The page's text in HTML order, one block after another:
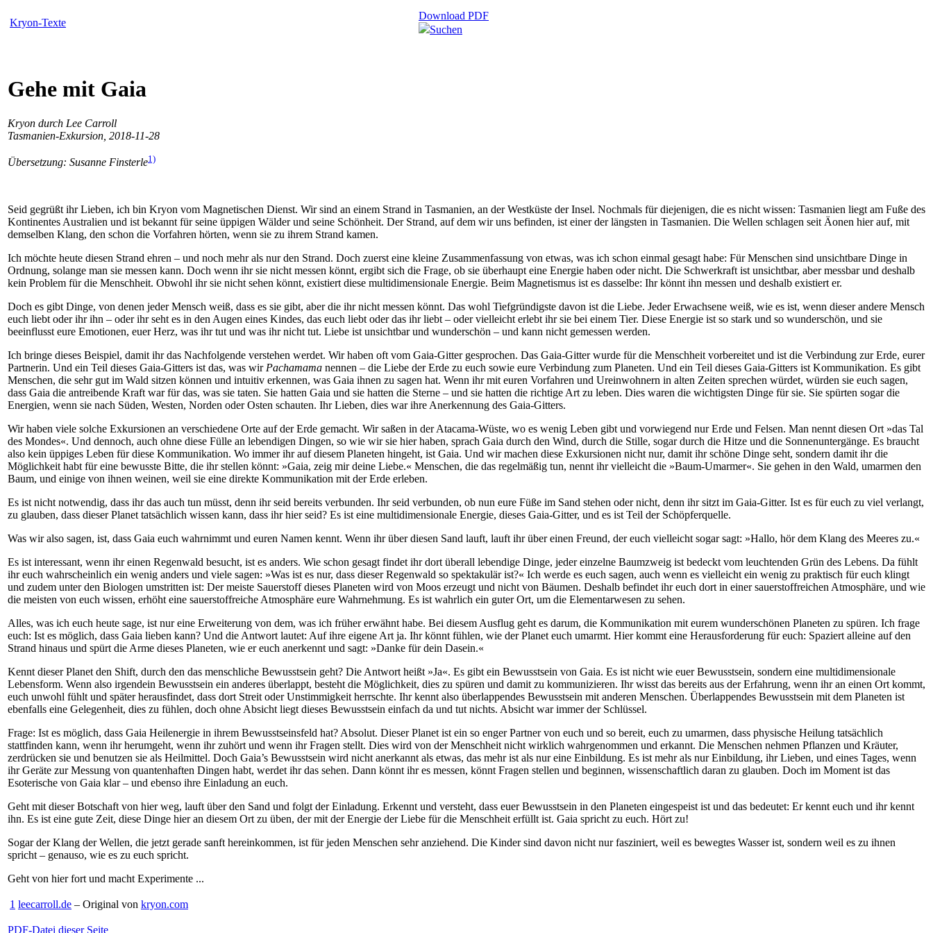
Kryon-Texte
Download PDF
Suchen
Gehe mit Gaia
Kryon durch Lee Carroll
Tasmanien-Exkursion, 2018-11-28
Übersetzung: Susanne Finsterle1)
Seid gegrüßt ihr Lieben, ich bin Kryon vom Magnetischen Dienst. Wir sind an einem Strand in Tasmanien, an der Westküste der Insel. Nochmals für diejenigen, die es nicht wissen: Tasmanien liegt am Fuße des
Kontinentes Australien und ist bekannt für seine üppigen Wälder und seine Schönheit. Der Strand, auf dem wir uns befinden, ist einer der längsten in Tasmanien. Die Wellen schlagen seit Äonen hier auf, mit
demselben Klang, den schon die Vorfahren hörten, wenn sie zu ihrem Strand kamen.
Ich möchte heute diesen Strand ehren – und noch mehr als nur den Strand. Doch zuerst eine kleine Zusammenfassung von etwas, was ich schon einmal gesagt habe: Für Menschen sind unsichtbare Dinge in
Ordnung, solange man sie messen kann. Doch wenn ihr sie nicht messen könnt, ergibt sich die Frage, ob sie überhaupt eine Energie haben oder nicht. Die Schwerkraft ist unsichtbar, aber messbar und deshalb
kein Problem für die Menschheit. Obwohl ihr sie nicht sehen könnt, existiert diese multidimensionale Energie. Beim Magnetismus ist es dasselbe: Ihr könnt ihn messen und deshalb existiert er.
Doch es gibt Dinge, von denen jeder Mensch weiß, dass es sie gibt, aber die ihr nicht messen könnt. Das wohl Tiefgründigste davon ist die Liebe. Jeder Erwachsene weiß, wie es ist, wenn dieser andere Mensch
euch liebt oder ihr ihn – oder ihr seht es in den Augen eines Kindes, das euch liebt oder das ihr liebt – oder vielleicht erlebt ihr sie bei einem Tier. Diese Energie ist so stark und so wunderschön, und sie
beeinflusst eure Emotionen, euer Herz, was ihr tut und was ihr nicht tut. Liebe ist unsichtbar und wunderschön – und kann nicht gemessen werden.
Ich bringe dieses Beispiel, damit ihr das Nachfolgende verstehen werdet. Wir haben oft vom Gaia-Gitter gesprochen. Das Gaia-Gitter wurde für die Menschheit vorbereitet und ist die Verbindung zur Erde, eurer
Partnerin. Und ein Teil dieses Gaia-Gitters ist das, was wir Pachamama nennen – die Liebe der Erde zu euch sowie eure Verbindung zum Planeten. Und ein Teil dieses Gaia-Gitters ist Kommunikation. Es gibt
Menschen, die sehr gut im Wald sitzen können und intuitiv erkennen, was Gaia ihnen zu sagen hat. Wenn ihr mit euren Vorfahren und Ureinwohnern in alten Zeiten sprechen würdet, würden sie euch sagen,
dass Gaia die antreibende Kraft war für das, was sie taten. Sie hatten Gaia und sie hatten die Sterne – und sie hatten die richtige Art zu leben. Dies waren die wichtigsten Dinge für sie. Sie spürten sogar die
Energien, wenn sie nach Süden, Westen, Norden oder Osten schauten. Ihr Lieben, dies war ihre Anerkennung des Gaia-Gitters.
Wir haben viele solche Exkursionen an verschiedene Orte auf der Erde gemacht. Wir saßen in der Atacama-Wüste, wo es wenig Leben gibt und vorwiegend nur Erde und Felsen. Man nennt diesen Ort »das Tal
des Mondes«. Und dennoch, auch ohne diese Fülle an lebendigen Dingen, so wie wir sie hier haben, sprach Gaia durch den Wind, durch die Stille, sogar durch die Hitze und die Sonnenuntergänge. Es braucht
also kein üppiges Leben für diese Kommunikation. Wo immer ihr auf diesem Planeten hingeht, ist Gaia. Und wir machen diese Exkursionen nicht nur, damit ihr schöne Dinge seht, sondern damit ihr die
Möglichkeit habt für eine bewusste Bitte, die ihr stellen könnt: »Gaia, zeig mir deine Liebe.« Menschen, die das regelmäßig tun, nennt ihr vielleicht die »Baum-Umarmer«. Sie gehen in den Wald, umarmen den
Baum, und einige von ihnen weinen, weil sie eine direkte Kommunikation mit der Erde erleben.
Es ist nicht notwendig, dass ihr das auch tun müsst, denn ihr seid bereits verbunden. Ihr seid verbunden, ob nun eure Füße im Sand stehen oder nicht, denn ihr sitzt im Gaia-Gitter. Ist es für euch zu viel verlangt,
zu glauben, dass dieser Planet tatsächlich wissen kann, dass ihr hier seid? Es ist eine multidimensionale Energie, dieses Gaia-Gitter, und es ist Teil der Schöpferquelle.
Was wir also sagen, ist, dass Gaia euch wahrnimmt und euren Namen kennt. Wenn ihr über diesen Sand lauft, lauft ihr über einen Freund, der euch vielleicht sogar sagt: »Hallo, hör dem Klang des Meeres zu.«
Es ist interessant, wenn ihr einen Regenwald besucht, ist es anders. Wie schon gesagt findet ihr dort überall lebendige Dinge, jeder einzelne Baumzweig ist bedeckt vom leuchtenden Grün des Lebens. Da fühlt
ihr euch wahrscheinlich ein wenig anders und viele sagen: »Was ist es nur, dass dieser Regenwald so spektakulär ist?« Ich werde es euch sagen, auch wenn es vielleicht ein wenig zu praktisch für euch klingt
und zudem unter den Biologen umstritten ist: Der meiste Sauerstoff dieses Planeten wird von Moos erzeugt und nicht von Bäumen. Deshalb befindet ihr euch dort in einer sauerstoffreichen Atmosphäre, und wie
die meisten von euch wissen, erhöht eine sauerstoffreiche Atmosphäre eure Wahrnehmung. Es ist wahrlich ein guter Ort, um die Elementarwesen zu sehen.
Alles, was ich euch heute sage, ist nur eine Erweiterung von dem, was ich früher erwähnt habe. Bei diesem Ausflug geht es darum, die Kommunikation mit eurem wunderschönen Planeten zu spüren. Ich frage
euch: Ist es möglich, dass Gaia lieben kann? Und die Antwort lautet: Auf ihre eigene Art ja. Ihr könnt fühlen, wie der Planet euch umarmt. Hier kommt eine Herausforderung für euch: Spaziert alleine auf den
Strand hinaus und spürt die Arme dieses Planeten, wie er euch anerkennt und sagt: »Danke für dein Dasein.«
Kennt dieser Planet den Shift, durch den das menschliche Bewusstsein geht? Die Antwort heißt »Ja«. Es gibt ein Bewusstsein von Gaia. Es ist nicht wie euer Bewusstsein, sondern eine multidimensionale
Lebensform. Wenn also irgendein Bewusstsein ein anderes überlappt, besteht die Möglichkeit, dies zu spüren und damit zu kommunizieren. Ihr wisst das bereits aus der Erfahrung, wenn ihr an einen Ort kommt,
euch unwohl fühlt und später herausfindet, dass dort Streit oder Unstimmigkeit herrschte. Ihr kennt also überlappendes Bewusstsein mit anderen Menschen. Überlappendes Bewusstsein mit dem Planeten ist
ebenfalls eine Gelegenheit, dies zu fühlen, doch ohne Absicht liegt dieses Bewusstsein einfach da und tut nichts. Absicht war immer der Schlüssel.
Frage: Ist es möglich, dass Gaia Heilenergie in ihrem Bewusstseinsfeld hat? Absolut. Dieser Planet ist ein so enger Partner von euch und so bereit, euch zu umarmen, dass physische Heilung tatsächlich
stattfinden kann, wenn ihr herumgeht, wenn ihr zuhört und wenn ihr Fragen stellt. Dies wird von der Menschheit nicht wirklich wahrgenommen und erkannt. Die Menschen nehmen Pflanzen und Kräuter,
zerdrücken sie und benutzen sie als Heilmittel. Doch Gaia’s Bewusstsein wird nicht anerkannt als etwas, das mehr ist als nur eine Einbildung. Es ist mehr als nur Einbildung, ihr Lieben, und eines Tages, wenn
ihr Geräte zur Messung von quantenhaften Dingen habt, werdet ihr das sehen. Dann könnt ihr es messen, könnt Fragen stellen und beginnen, wissenschaftlich daran zu glauben. Doch im Moment ist das
Esoterische von Gaia klar – und ebenso ihre Einladung an euch.
Geht mit dieser Botschaft von hier weg, lauft über den Sand und folgt der Einladung. Erkennt und versteht, dass euer Bewusstsein in den Planeten eingespeist ist und das bedeutet: Er kennt euch und ihr kennt
ihn. Es ist eine gute Zeit, diese Dinge hier an diesem Ort zu üben, der mit der Energie der Liebe für die Menschheit erfüllt ist. Gaia spricht zu euch. Hört zu!
Sogar der Klang der Wellen, die jetzt gerade sanft hereinkommen, ist für jeden Menschen sehr anziehend. Die Kinder sind davon nicht nur fasziniert, weil es bewegtes Wasser ist, sondern weil es zu ihnen
spricht – genauso, wie es zu euch spricht.
Geht von hier fort und macht Experimente ...
1 leecarroll.de – Original von kryon.com
PDF-Datei dieser Seite